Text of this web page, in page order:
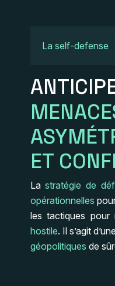
La self-defense
ET
Lastratégie de
opérationnelles
les tactiques
hostile. Il s’agit
géopolitiques de